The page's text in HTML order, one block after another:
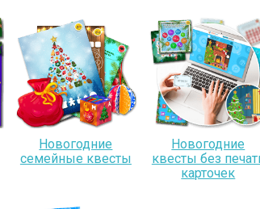
Новогодние
семейные квесты
Новогодние
квесты без
карточек